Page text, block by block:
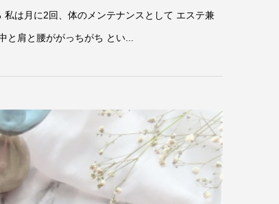
は月に2回、体のメンテナンスとして エステ兼
肩と腰ががっちがち とい...